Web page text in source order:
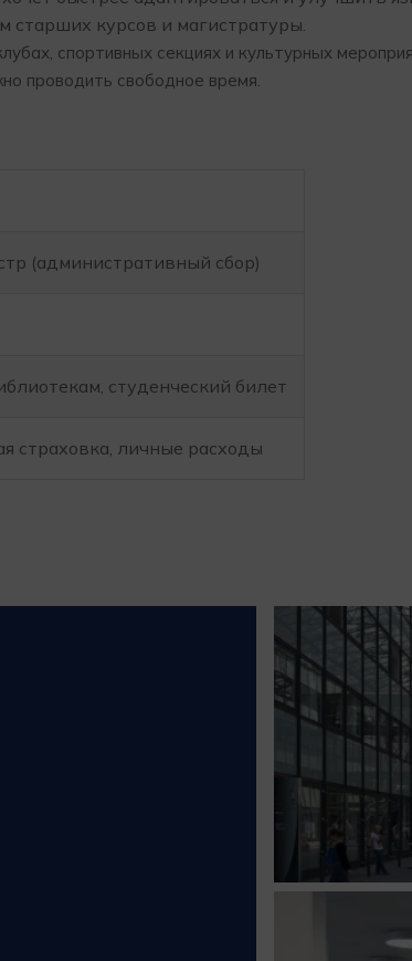
курсов и магистратуры.
спортивных секциях и культурных
проводить свободное время.
(административный сбор)
студенческий билет
страховка, личные расходы